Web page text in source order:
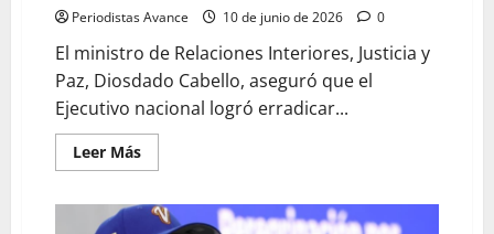
Periodistas Avance 10 de junio de 2026 0
El ministro de Relaciones Interiores, Justicia y
Paz, Diosdado Cabello, aseguró que el
Ejecutivo nacional logró erradicar...
Leer Más